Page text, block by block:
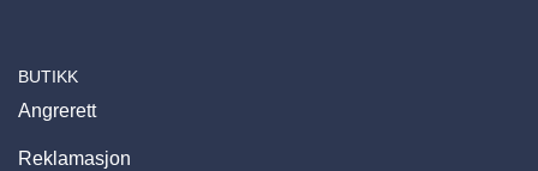
BUTIKK
Angrerett
Reklamasjon